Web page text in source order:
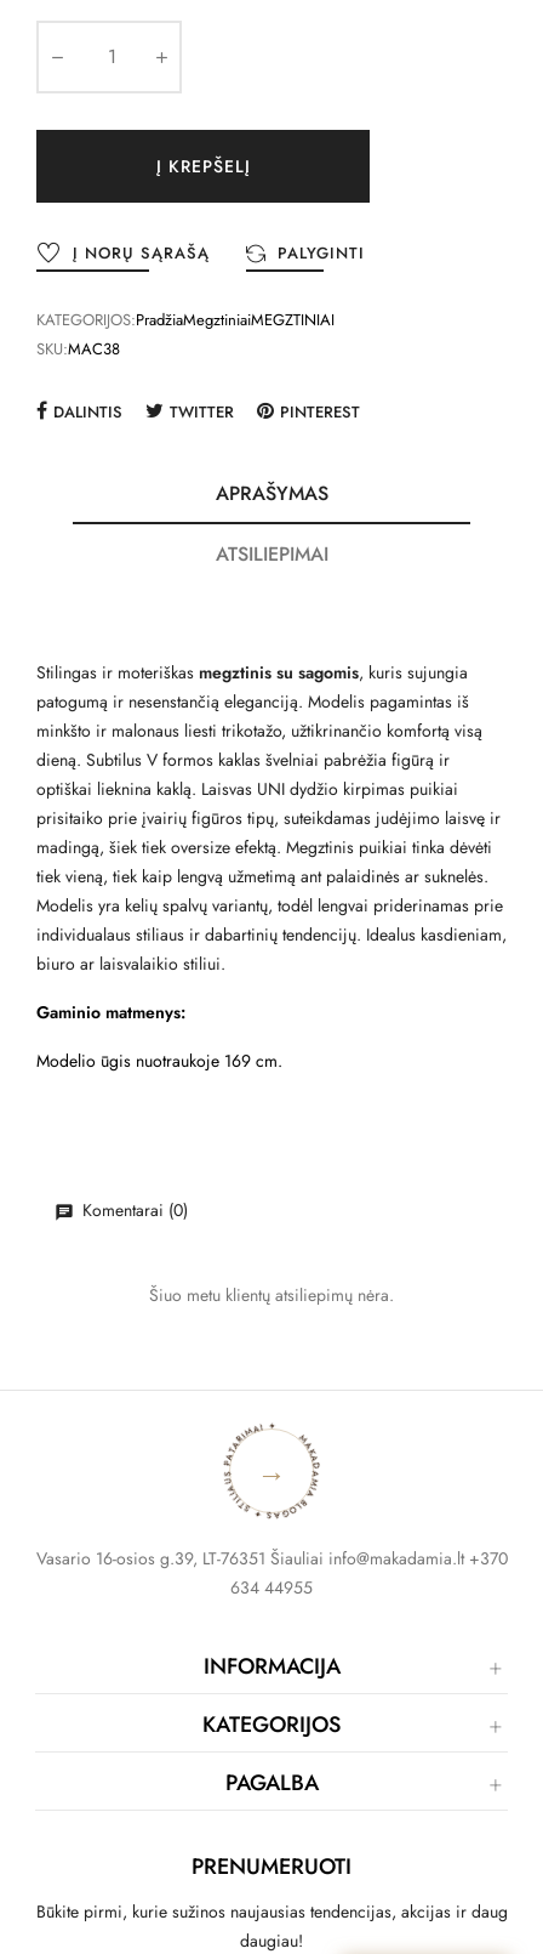
Į KREPŠELĮ
Į NORŲ SĄRAŠĄ PALYGINTI
KATEGORIJOS:PradžiaMegztiniaiMEGZTINIAI
SKU:MAC38
DALINTIS TWITTER PINTEREST
APRAŠYMAS
ATSILIEPIMAI
Stilingas ir moteriškas megztinis su sagomis, kuris sujungia
patogumą ir nesenstančią eleganciją. Modelis pagamintas iš
minkšto ir malonaus liesti trikotažo, užtikrinančio komfortą visą
dieną. Subtilus V formos kaklas švelniai pabrėžia figūrą ir
optiškai lieknina kaklą. Laisvas UNI dydžio kirpimas puikiai
prisitaiko prie įvairių figūros tipų, suteikdamas judėjimo laisvę ir
madingą, šiek tiek oversize efektą. Megztinis puikiai tinka dėvėti
tiek vieną, tiek kaip lengvą užmetimą ant palaidinės ar suknelės.
Modelis yra kelių spalvų variantų, todėl lengvai priderinamas prie
individualaus stiliaus ir dabartinių tendencijų. Idealus kasdieniam,
biuro ar laisvalaikio stiliui.
Gaminio matmenys:
Modelio ūgis nuotraukoje 169 cm.
Komentarai (0)
Šiuo metu klientų atsiliepimų nėra.
MAKADAMIA BLOGAS ✦ STILIAUS PATARIMAI ✦
→
Vasario 16-osios g.39, LT-76351 Šiauliai info@makadamia.lt +370
634 44955
INFORMACIJA
KATEGORIJOS
PAGALBA
PRENUMERUOTI
Būkite pirmi, kurie sužinos naujausias tendencijas, akcijas ir daug
daugiau!